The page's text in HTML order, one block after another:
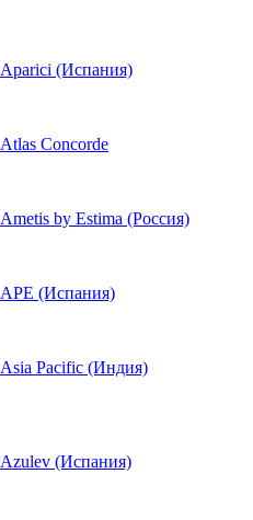
Aparici (Испания)
Atlas Concorde
Ametis by Estima (Россия)
APE (Испания)
Asia Pacific (Индия)
Azulev (Испания)